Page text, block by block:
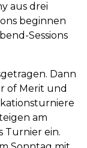
aus drei
beginnen
Sessions
Dann
of Merit und
am
Turnier ein.